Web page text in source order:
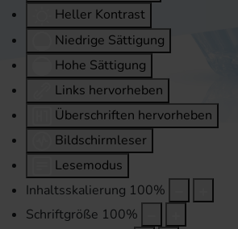
Heller Kontrast
Niedrige Sättigung
Hohe Sättigung
Links hervorheben
Überschriften hervorheben
Bildschirmleser
Lesemodus
Inhaltsskalierung 100%
Schriftgröße 100%